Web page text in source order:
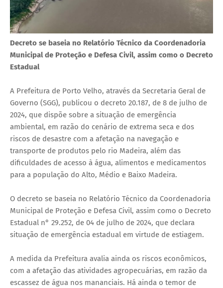
Decreto se baseia no Relatório Técnico da Coordenadoria
Municipal de Proteção e Defesa Civil, assim como o Decreto
Estadual
A Prefeitura de Porto Velho, através da Secretaria Geral de
Governo (SGG), publicou o decreto 20.187, de 8 de julho de
2024, que dispõe sobre a situação de emergência
ambiental, em razão do cenário de extrema seca e dos
riscos de desastre com a afetação na navegação e
transporte de produtos pelo rio Madeira, além das
dificuldades de acesso à água, alimentos e medicamentos
para a população do Alto, Médio e Baixo Madeira.
O decreto se baseia no Relatório Técnico da Coordenadoria
Municipal de Proteção e Defesa Civil, assim como o Decreto
Estadual n° 29.252, de 04 de julho de 2024, que declara
situação de emergência estadual em virtude de estiagem.
A medida da Prefeitura avalia ainda os riscos econômicos,
com a afetação das atividades agropecuárias, em razão da
escassez de água nos mananciais. Há ainda o temor de